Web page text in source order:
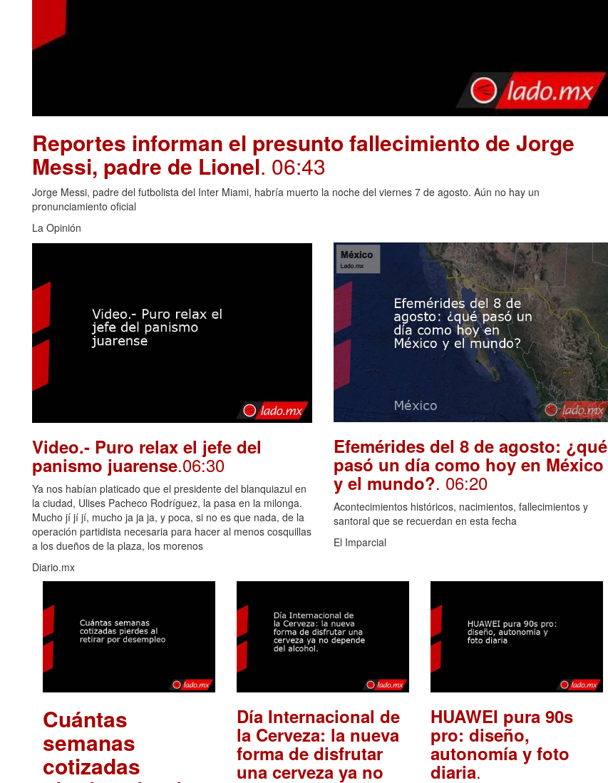
Reportes informan el presunto fallecimiento de Jorge
Messi, padre de Lionel. 06:43
Jorge Messi, padre del futbolista del Inter Miami, habría muerto la noche del viernes 7 de agosto. Aún no hay un
pronunciamiento oficial
La Opinión
Video.- Puro relax el jefe del
panismo juarense.06:30
Ya nos habían platicado que el presidente del blanquiazul en
la ciudad, Ulises Pacheco Rodríguez, la pasa en la milonga.
Mucho jí jí jí, mucho ja ja ja, y poca, si no es que nada, de la
operación partidista necesaria para hacer al menos cosquillas
a los dueños de la plaza, los morenos
Diario.mx
Efemérides del 8 de agosto: ¿qué
pasó un día como hoy en México
y el mundo?. 06:20
Acontecimientos históricos, nacimientos, fallecimientos y
santoral que se recuerdan en esta fecha
El Imparcial
Cuántas
semanas
cotizadas
Día Internacional de
la Cerveza: la nueva
forma de disfrutar
una cerveza ya no
HUAWEI pura 90s
pro: diseño,
autonomía y foto
diaria.